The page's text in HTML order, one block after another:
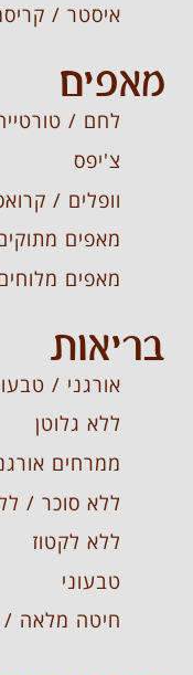
איסטר /
מאפים
לחם /
צ'יפס
וופלים /
מאפים
מאפים
בריאות
אורגני /
ללא גלוטן
ממרחים
ללא סוכר /
ללא לקטוז
טבעוני
חיטה מלאה /